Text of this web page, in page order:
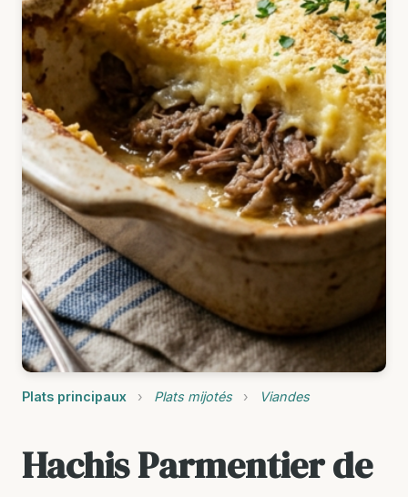
Plats principaux › Plats mijotés › Viandes
Hachis Parmentier de